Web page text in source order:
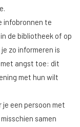
infobronnen te
de bibliotheek of op
zo informeren is
angst toe: dit
met hun wilt
je een persoon met
samen